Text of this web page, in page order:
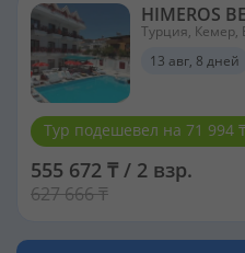
HIMEROS
Турция, Кемер,
13 авг, 8 дней
Тур подешевел на 71 994
555 672 ₸ / 2 взр.
627 666 ₸